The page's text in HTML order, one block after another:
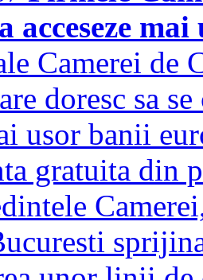
acceseze
Camerei de
doresc sa
usor banii
gratuita din